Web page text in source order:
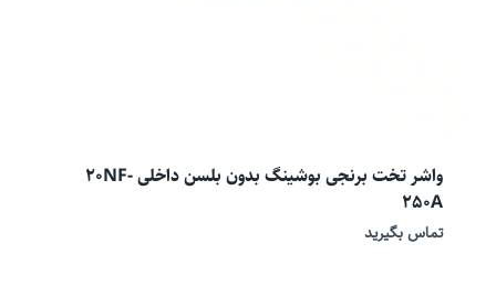
واشر تخت برنجی بوشینگ بدون بلسن داخلی 20NF-
250A
تماس بگیرید